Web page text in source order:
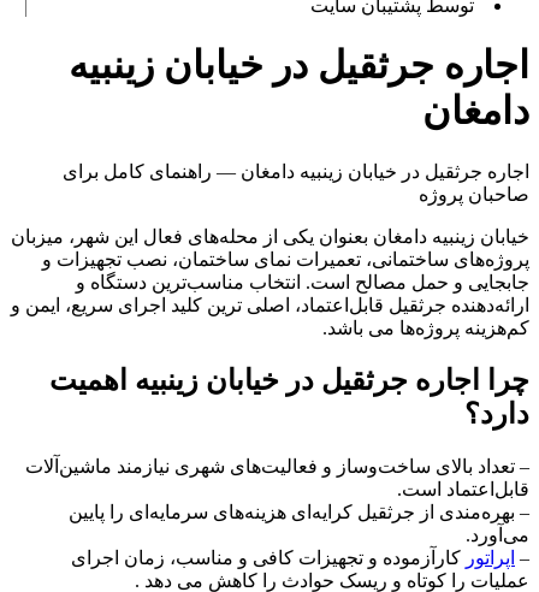
توسط پشتیبان سایت
اجاره جرثقیل در خیابان زینبیه
دامغان
اجاره جرثقیل در خیابان زینبیه دامغان — راهنمای کامل برای
صاحبان پروژه
خیابان زینبیه دامغان بعنوان یکی از محله‌های فعال این شهر، میزبان
پروژه‌های ساختمانی، تعمیرات نمای ساختمان، نصب تجهیزات و
جابجایی و حمل مصالح است. انتخاب مناسب‌ترین دستگاه و
ارائه‌دهنده جرثقیل قابل‌اعتماد، اصلی ترین کلید اجرای سریع، ایمن و
کم‌هزینه پروژه‌ها می باشد.
چرا اجاره جرثقیل در خیابان زینبیه اهمیت
دارد؟
– تعداد بالای ساخت‌وساز و فعالیت‌های شهری نیازمند ماشین‌آلات
قابل‌اعتماد است.
– بهره‌مندی از جرثقیل کرایه‌ای هزینه‌های سرمایه‌ای را پایین
می‌آورد.
– اپراتور کارآزموده و تجهیزات کافی و مناسب، زمان اجرای
عملیات را کوتاه و ریسک حوادث را کاهش می دهد .